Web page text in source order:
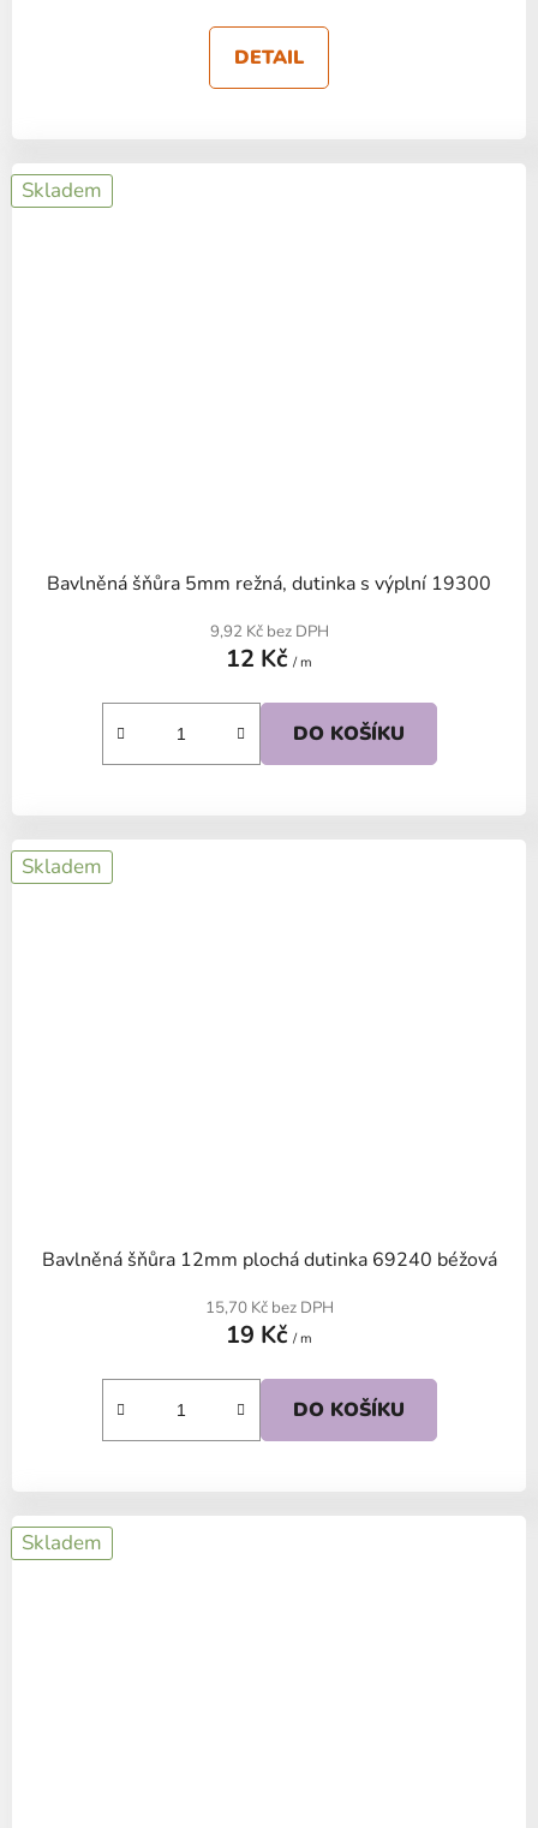
DETAIL
Skladem
Bavlněná šňůra 5mm režná, dutinka s výplní 19300
9,92 Kč bez DPH
12 Kč / m
DO KOŠÍKU
Skladem
Bavlněná šňůra 12mm plochá dutinka 69240 béžová
15,70 Kč bez DPH
19 Kč / m
DO KOŠÍKU
Skladem